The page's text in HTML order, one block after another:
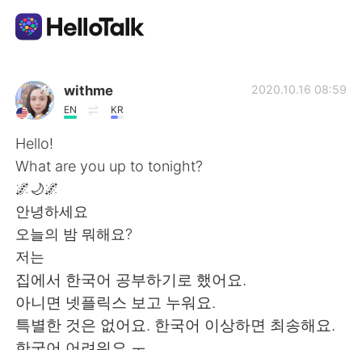
Language Exchange App
AI Grammar Checker
English
简体中文
Español العربية
Français Deutsch
withme
EN KR
2020.10.16 08:59
Hello!
What are you up to tonight?
🌌🌙🌌
안녕하세요
오늘의 밤 뭐해요?
저는
집에서 한국어 공부하기로 했어요.
아니면 넷플릭스 보고 누워요.
특별한 것은 없어요. 한국어 이상하면 최송해요.